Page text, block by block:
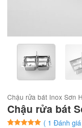
Chậu rửa bát Inox Sơn
Chậu rửa bát
( 1 Đánh